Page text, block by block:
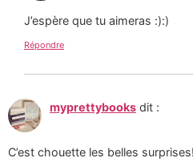
J’espère que tu aimeras :):)
Répondre
myprettybooks dit :
C’est chouette les belles surprises!